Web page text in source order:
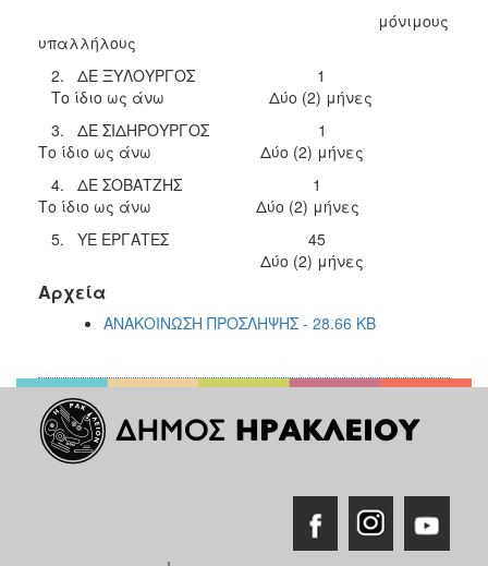
μόνιμους
υπαλλήλους
2. ΔΕ ΞΥΛΟΥΡΓΟΣ 1
Το ίδιο ως άνω Δύο (2) μήνες
3. ΔΕ ΣΙΔΗΡΟΥΡΓΟΣ 1
Το ίδιο ως άνω Δύο (2) μήνες
4. ΔΕ ΣΟΒΑΤΖΗΣ 1
Το ίδιο ως άνω Δύο (2) μήνες
5. ΥΕ ΕΡΓΑΤΕΣ 45
Δύο (2) μήνες
Αρχεία
ΑΝΑΚΟΙΝΩΣΗ ΠΡΟΣΛΗΨΗΣ - 28.66 KB